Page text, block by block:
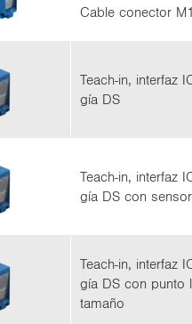
Cable co­nec­tor
Teach-​in, in­ter­faz
gía DS
Teach-​in, in­ter­faz
gía DS con
Teach-​in, in­ter­faz
gía DS con punto
ta­ma­ño